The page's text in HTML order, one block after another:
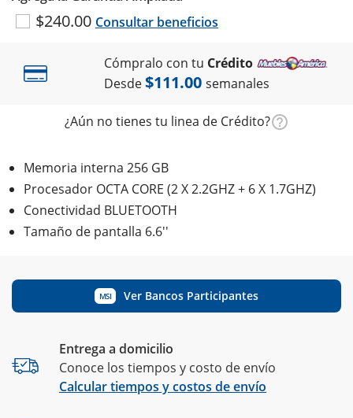
$240.00 Consultar beneficios
Cómpralo con tu Crédito
Desde$111.00 semanales
¿Aún no tienes tu linea de Crédito?
Memoria interna 256 GB
Procesador OCTA CORE (2 X 2.2GHZ + 6 X 1.7GHZ)
Conectividad BLUETOOTH
Tamaño de pantalla 6.6''
MSI Ver Bancos Participantes
Entrega a domicilio
Conoce los tiempos y costo de envío
Calcular tiempos y costos de envío